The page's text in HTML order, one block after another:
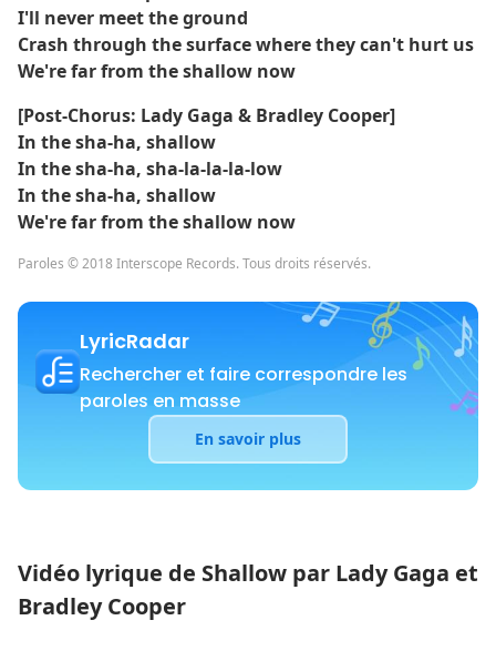
I'll never meet the ground
Crash through the surface where they can't hurt us
We're far from the shallow now
[Post-Chorus: Lady Gaga & Bradley Cooper]
In the sha-ha, shallow
In the sha-ha, sha-la-la-la-low
In the sha-ha, shallow
We're far from the shallow now
Paroles © 2018 Interscope Records. Tous droits réservés.
LyricRadar
Rechercher et faire correspondre les
paroles en masse
En savoir plus
Vidéo lyrique de Shallow par Lady Gaga et
Bradley Cooper